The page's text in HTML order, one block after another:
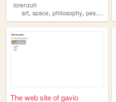
lorenzuh
art, space, philosophy, pessoal
The web site of gavio